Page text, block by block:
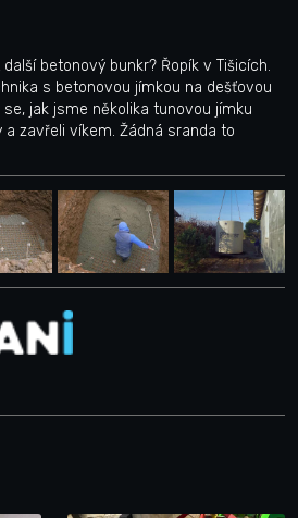
betonový bunkr? Řopík v Tišicích.
s betonovou jímkou na dešťovou
se, jak jsme několika tunovou jímku
zavřeli víkem. Žádná sranda to